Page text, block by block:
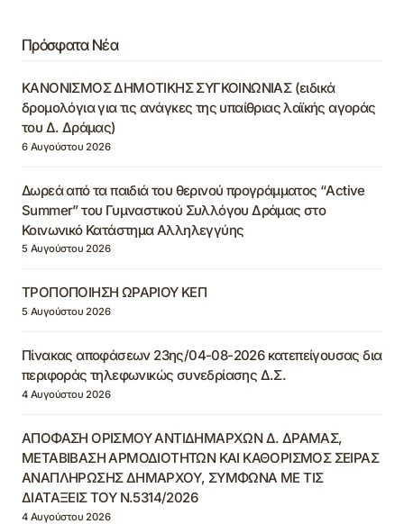
Πρόσφατα Νέα
ΚΑΝΟΝΙΣΜΟΣ ΔΗΜΟΤΙΚΗΣ ΣΥΓΚΟΙΝΩΝΙΑΣ (ειδικά
δρομολόγια για τις ανάγκες της υπαίθριας λαϊκής αγοράς
του Δ. Δράμας)
6 Αυγούστου 2026
Δωρεά από τα παιδιά του θερινού προγράμματος “Active
Summer” του Γυμναστικού Συλλόγου Δράμας στο
Κοινωνικό Κατάστημα Αλληλεγγύης
5 Αυγούστου 2026
ΤΡΟΠΟΠΟΙΗΣΗ ΩΡΑΡΙΟΥ ΚΕΠ
5 Αυγούστου 2026
Πίνακας αποφάσεων 23ης/04-08-2026 κατεπείγουσας δια
περιφοράς τηλεφωνικώς συνεδρίασης Δ.Σ.
4 Αυγούστου 2026
ΑΠΟΦΑΣΗ ΟΡΙΣΜΟΥ ΑΝΤΙΔΗΜΑΡΧΩΝ Δ. ΔΡΑΜΑΣ,
ΜΕΤΑΒΙΒΑΣΗ ΑΡΜΟΔΙΟΤΗΤΩΝ ΚΑΙ ΚΑΘΟΡΙΣΜΟΣ ΣΕΙΡΑΣ
ΑΝΑΠΛΗΡΩΣΗΣ ΔΗΜΑΡΧΟΥ, ΣΥΜΦΩΝΑ ΜΕ ΤΙΣ
ΔΙΑΤΑΞΕΙΣ ΤΟΥ Ν.5314/2026
4 Αυγούστου 2026